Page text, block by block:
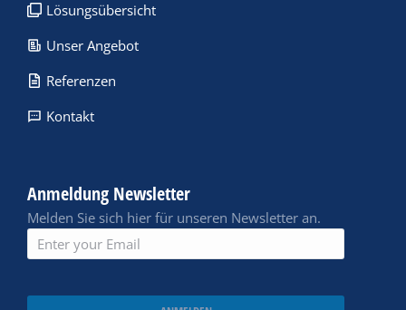
Lösungsübersicht
Unser Angebot
Referenzen
Kontakt
Anmeldung Newsletter
Melden Sie sich hier für unseren Newsletter an.